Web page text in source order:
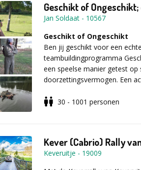
Geschikt of
Jan Soldaat - 10567
Geschikt of Ongeschikt
Ben jij geschikt voor een
teambuildingprogramma
een speelse manier getest
doorzettingsvermogen. Een
briefing door Korporaal Jan.
begint de training. Tijdens
getest op samenwerking,
30 - 1001 personen
Kever (Cabrio) Rally
Keveruitje - 19009